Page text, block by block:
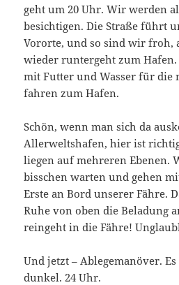
geht um 20 Uhr. Wir werden
besichtigen. Die Straße führt
Vororte, und so sind wir froh,
wieder runtergeht zum
mit Futter und Wasser für die
fahren zum Hafen.
Schön, wenn man sich da
Allerweltshafen, hier ist
liegen auf mehreren Ebenen.
bisschen warten und gehen
Erste an Bord unserer Fähre.
Ruhe von oben die Beladung
reingeht in die Fähre!
Und jetzt – Ablegemanöver.
dunkel. 24 Uhr.